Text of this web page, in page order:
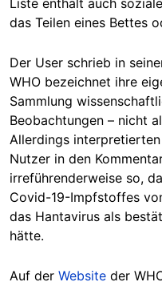
Liste enthält auch
das Teilen eines Bettes
Der User schrieb in
WHO bezeichnet ihre
Sammlung
Beobachtungen – nicht
Allerdings
Nutzer in den
irreführenderweise so,
Covid-19-Impfstoffes
das Hantavirus als
hätte.
Auf der Website der